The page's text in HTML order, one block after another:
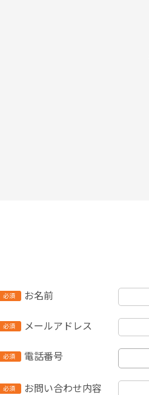
必須 お名前
必須 メールアドレス
必須 電話番号
必須 お問い合わせ内容